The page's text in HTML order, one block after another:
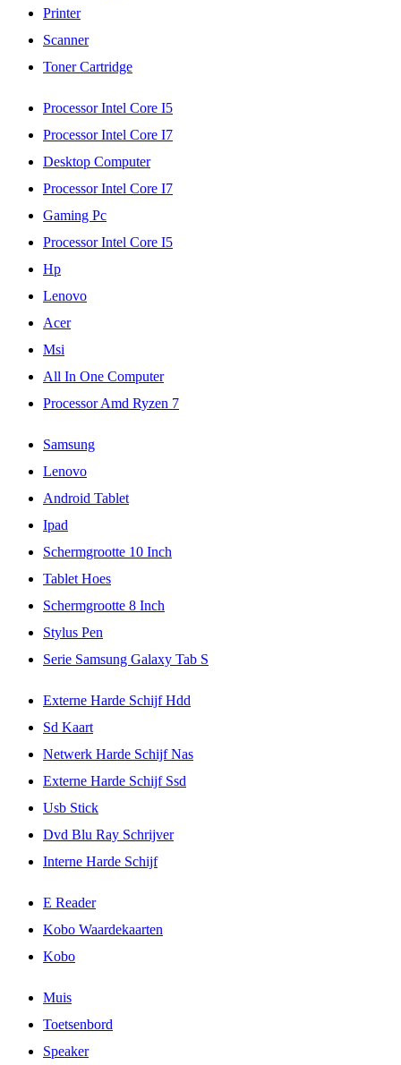
Printer
Scanner
Toner Cartridge
Processor Intel Core I5
Processor Intel Core I7
Desktop Computer
Processor Intel Core I7
Gaming Pc
Processor Intel Core I5
Hp
Lenovo
Acer
Msi
All In One Computer
Processor Amd Ryzen 7
Samsung
Lenovo
Android Tablet
Ipad
Schermgrootte 10 Inch
Tablet Hoes
Schermgrootte 8 Inch
Stylus Pen
Serie Samsung Galaxy Tab S
Externe Harde Schijf Hdd
Sd Kaart
Netwerk Harde Schijf Nas
Externe Harde Schijf Ssd
Usb Stick
Dvd Blu Ray Schrijver
Interne Harde Schijf
E Reader
Kobo Waardekaarten
Kobo
Muis
Toetsenbord
Speaker